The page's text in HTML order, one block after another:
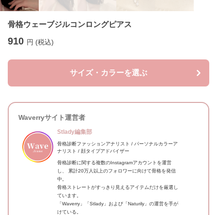
骨格ウェーブジルコンロングピアス
910 円 (税込)
サイズ・カラーを選ぶ
Waverryサイト運営者
Stlady編集部
骨格診断ファッションアナリスト / パーソナルカラーア
ナリスト / 顔タイプアドバイザー
骨格診断に関する複数のInstagramアカウントを運営
し、 累計20万人以上のフォロワーに向けて骨格を発信
中。
骨格ストレートがすっきり見えるアイテムだけを厳選し
ています。
「Waverry」「Stlady」および「Naturily」の運営を手が
けている。